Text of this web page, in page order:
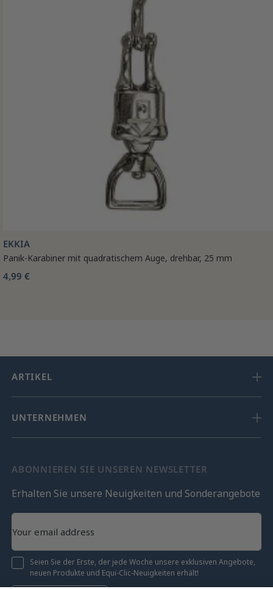
EKKIA
Panik-Karabiner mit quadratischem Auge, drehbar, 25 mm
4,99 €
ARTIKEL
UNTERNEHMEN
ABONNIEREN SIE UNSEREN NEWSLETTER
Erhalten Sie unsere Neuigkeiten und Sonderangebote
Seien Sie der Erste, der jede Woche unsere exklusiven Angebote,
neuen Produkte und Equi-Clic-Neuigkeiten erhält!